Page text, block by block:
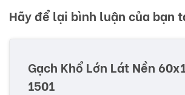
Hãy để lại bình luận của bạn
Gạch Khổ Lớn Lát Nền
1501